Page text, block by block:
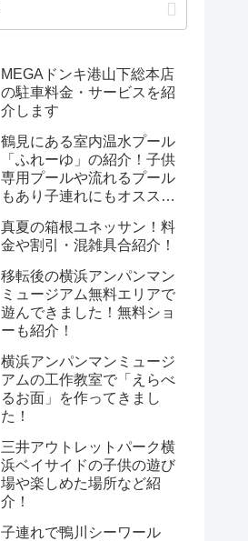
MEGAドンキ港山下総本店
の駐車料金・サービスを紹
介します
鶴見にある室内温水プール
「ふれーゆ」の紹介！子供
専用プールや流れるプール
もあり子連れにもオスス
真夏の箱根ユネッサン！料
金や割引・混雑具合紹介！
移転後の横浜アンパンマン
ミュージアム無料エリアで
遊んできました！無料ショ
ーも紹介！
横浜アンパンマンミュージ
アムの工作教室で「えらべ
るお面」を作ってきまし
た！
三井アウトレットパーク横
浜ベイサイドの子供の遊び
場や楽しめた場所など紹
介！
子連れで鴨川シーワール